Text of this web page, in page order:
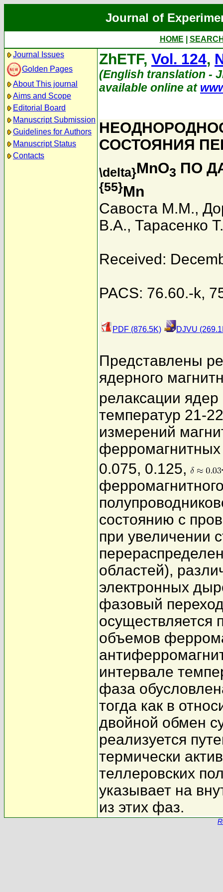
Journal of
HOME
Journal Issues
Golden Pages
About This journal
Aims and Scope
Editorial Board
Manuscript Submission
Guidelines for Authors
Manuscript Status
Contacts
ZhETF, Vol. 124,
(English translation -
available online at
СОСТОЯНИЯ
\delta}MnO3 ПО
{55}Mn
Савоста М.М.,
В.А., Тарасенко
Received:
PACS: 76.60.-k,
PDF (876.5K) DJVU
Представлены
ядерного
релаксации ядер
температур 21-
измерений
ферромагнитных
0.075, 0.125,
состоянию с
при увеличении
областей),
электронных
фазовый
осуществляется
объемов
интервале
фаза
тогда как в
двойной обмен
реализуется
термически
теллеровских
указывает на
из этих фаз.